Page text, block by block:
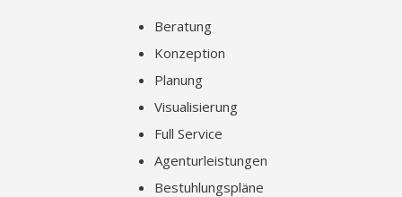
Beratung
Konzeption
Planung
Visualisierung
Full Service
Agenturleistungen
Bestuhlungspläne